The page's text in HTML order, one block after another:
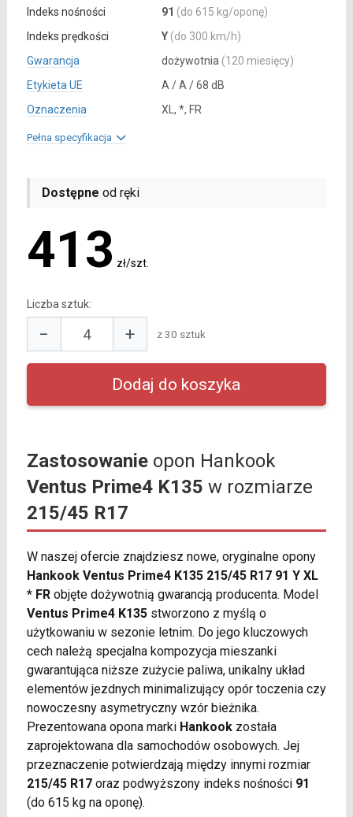
Indeks nośności
91 (do 615 kg/oponę)
Indeks prędkości
Y (do 300 km/h)
Gwarancja
dożywotnia (120 miesięcy)
Etykieta UE
A / A / 68 dB
Oznaczenia
XL, *, FR
Pełna specyfikacja
Dostępne od ręki
413 zł/szt.
Liczba sztuk:
− + z 30 sztuk
Zastosowanieopon Hankook
Ventus Prime4 K135 w rozmiarze
215/45 R17
W naszej ofercie znajdziesz nowe, oryginalne opony
Hankook Ventus Prime4 K135 215/45 R17 91 Y XL
* FRobjęte dożywotnią gwarancją producenta. Model
Ventus Prime4 K135stworzono z myślą o
użytkowaniu w sezonie letnim. Do jego kluczowych
cech należą specjalna kompozycja mieszanki
gwarantująca niższe zużycie paliwa, unikalny układ
elementów jezdnych minimalizujący opór toczenia czy
nowoczesny asymetryczny wzór bieżnika.
Prezentowana opona marki Hankookzostała
zaprojektowana dla samochodów osobowych. Jej
przeznaczenie potwierdzają między innymi rozmiar
215/45 R17oraz podwyższony indeks nośności 91
(do 615 kg na oponę).